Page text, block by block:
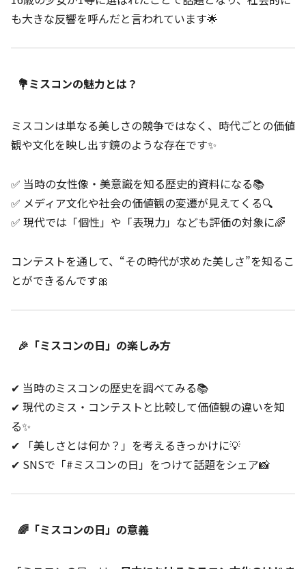
も大きな反響を呼んだと言われています🌟
💐ミスコンの魅力とは？
ミスコンは単なる美しさの競争ではなく、時代ごとの価値
観や文化を映し出す鏡のような存在です✨
✅ 当時の女性像・美意識を知る歴史的資料になる📚
✅ メディア文化や社会の価値観の変遷が見えてくる🔍
✅ 現代では「個性」や「表現力」なども評価の対象に🌈
コンテストを通して、“その時代が求めた美しさ”を知るこ
とができるんです🎀
🎉「ミスコンの日」の楽しみ方
✔ 当時のミスコンの歴史を調べてみる📚
✔ 現代のミス・コンテストと比較して価値観の違いを知
る✨
✔ 「美しさとは何か？」を考えるきっかけに💡
✔ SNSで「#ミスコンの日」をつけて話題をシェア📸
🌈「ミスコンの日」の意義